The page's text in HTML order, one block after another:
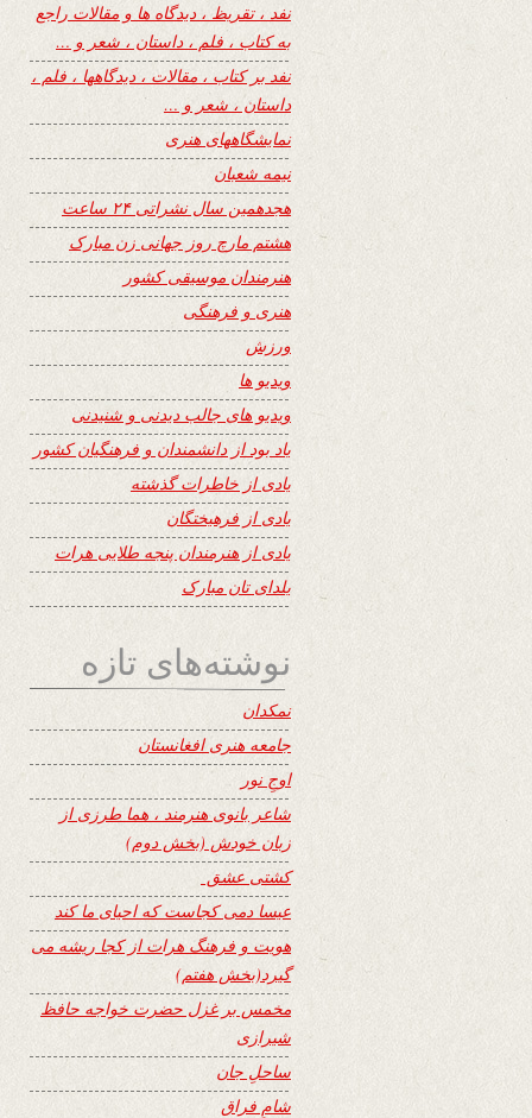
نفد ، تقریظ ، دیدگاه ها و مقالات راجع
به کتاب ، فلم ، داستان ، شعر و …
نفد بر کتاب ، مقالات ، دیدگاهها ، فلم ،
داستان ، شعر و …
نمایشگاههای هنری
نیمه شعبان
هجدهمین سال نشراتی ۲۴ ساعت
هشتم مارچ روز جهانی زن مبارک
هنرمندان موسیقی کشور
هنری و فرهنگی
ورزش
ویدیو ها
ویدیو های جالب دیدنی و شنیدنی
یاد بود از دانشمندان و فرهنگیان کشور
یادی از خاطرات گذشته
یادی از فرهیختگان
یادی از هنرمندان پنجه طلایی هرات
یلدای تان مبارک
نوشته‌های تازه
نمکدان
جامعه هنری افغانستان
اوجِ نور
شاعر بانوی هنرمند ، هما طرزی از
زبان خودش (بخش دوم)
کشتی عشق
عیسا دمی کجاست که احیای ما کند
هویت و فرهنگ هرات از کجا ریشه می
گیرد(بخش هفتم)
مخمس بر غزل حضرت خواجه حافظ
شیرازی
ساحلِ جان
شامِ فراق